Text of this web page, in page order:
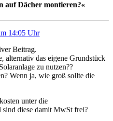
auf Dächer montieren?«
14:05 Uhr
Beitrag.
alternativ das eigene Grundstück
zu nutzen??
Wenn ja, wie groß sollte die
unter die
diese damit MwSt frei?